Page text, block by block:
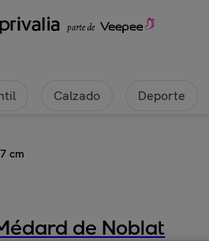
Calzado Deporte
cm
de Noblat